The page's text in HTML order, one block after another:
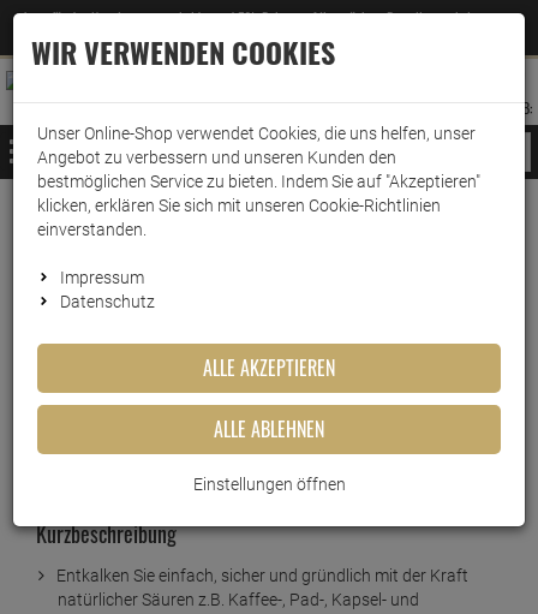
Jetzt für den Newsletter entscheiden und 5% Rabatt auf Ihre nächste Bestellung erhalten
–Zum Newsletter
ANMELDEN
AUFKLAPPEN
MERKZETTEL
WARENKORB:
MENÜ
Weiter einkaufen www.wark24.de Küche & Haushalt
Heitmann Bio Schnell Entkalker
Heitmann Bio Schnell
Entkalker
Artikel-Nummer:10013770
Kurzbeschreibung
Entkalken Sie einfach, sicher und gründlich mit der Kraft
natürlicher Säuren z.B. Kaffee-, Pad-, Kapsel- und
WIR VERWENDEN COOKIES
Unser Online-Shop verwendet Cookies, die uns helfen, unser
Angebot zu verbessern und unseren Kunden den
bestmöglichen Service zu bieten. Indem Sie auf "Akzeptieren"
klicken, erklären Sie sich mit unseren Cookie-Richtlinien
einverstanden.
Impressum
Datenschutz
ALLE AKZEPTIEREN
ALLE ABLEHNEN
Einstellungen öffnen